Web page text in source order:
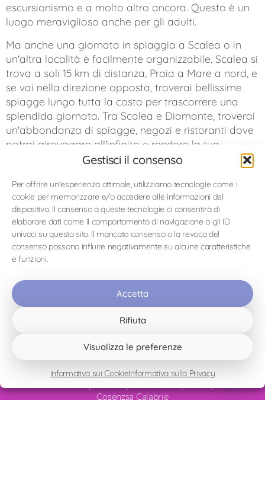
Gestisci il consenso
Per offrire un'esperienza ottimale, utilizziamo tecnologie come i
cookie per memorizzare e/o accedere alle informazioni del
dispositivo. Il consenso a queste tecnologie ci consentirà di
elaborare dati come il comportamento di navigazione o gli ID
univoci su questo sito. Il mancato consenso o la revoca del
consenso possono influire negativamente su alcune caratteristiche
e funzioni.
Accetta
Rifiuta
Visualizza le preferenze
Informativa sui CookieInformativa sulla Privacy
escursionismo e a molto altro ancora. Questo è un
luogo meraviglioso anche per gli adulti.
Ma anche una giornata in spiaggia a Scalea o in
un'altra località è facilmente organizzabile. Scalea si
trova a soli 15 km di distanza, Praia a Mare a nord, e
se vai nella direzione opposta, troverai bellissime
spiagge lungo tutta la costa per trascorrere una
splendida giornata. Tra Scalea e Diamante, troverai
un'abbondanza di spiagge, negozi e ristoranti dove
potrai girovagare all'infinito e rendere la tua
giornata un ricordo meraviglioso.
Una volta visitata questa splendida regione, non
desidererai altro.
Lascia un commento
Devi essereconnessoper inviare un commento.
Contrada Tremoli 80
Cosenzsa Calabrië